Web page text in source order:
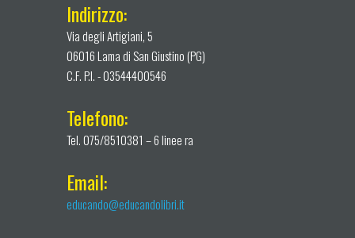
Indirizzo:
Via degli Artigiani, 5
06016 Lama di San Giustino (PG)
C.F. P.I. - 03544400546
Telefono:
Tel. 075/8510381 – 6 linee ra
Email:
educando@educandolibri.it